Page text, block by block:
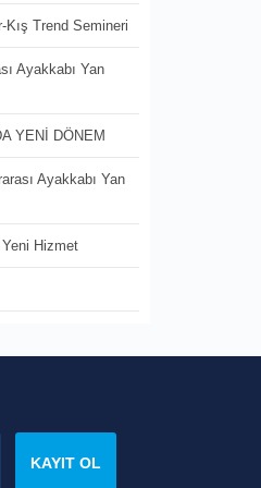
Kış Trend Semineri
Ayakkabı Yan
YENİ DÖNEM
Ayakkabı Yan
Hizmet
Üyeleri ve Ticaret
KAYIT OL